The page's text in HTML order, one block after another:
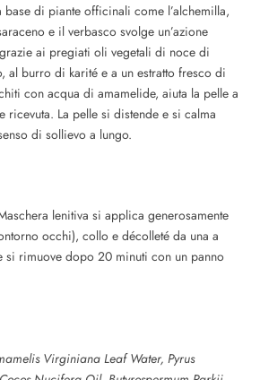
base di piante officinali come l’alchemilla,
e il verbasco svolge un’azione
ai pregiati oli vegetali di noce di
al burro di karité e a un estratto fresco di
con acqua di amamelide, aiuta la pelle a
ricevuta. La pelle si distende e si calma
di sollievo a lungo.
lenitiva si applica generosamente
occhi), collo e décolleté da una a
si rimuove dopo 20 minuti con un panno
Virginiana Leaf Water, Pyrus